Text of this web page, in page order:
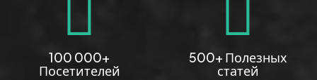
100 000+
Посетителей
500+ Полезных
статей